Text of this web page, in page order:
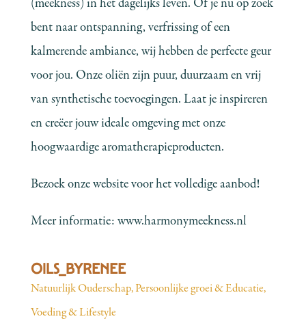
bent naar ontspanning, verfrissing of een
kalmerende ambiance, wij hebben de perfecte geur
voor jou. Onze oliën zijn puur, duurzaam en vrij
van synthetische toevoegingen. Laat je inspireren
en creëer jouw ideale omgeving met onze
hoogwaardige aromatherapieproducten.
Bezoek onze website voor het volledige aanbod!
Meer informatie:www.harmonymeekness.nl
OILS_BYRENEE
Natuurlijk Ouderschap,Persoonlijke groei & Educatie,
Voeding & Lifestyle